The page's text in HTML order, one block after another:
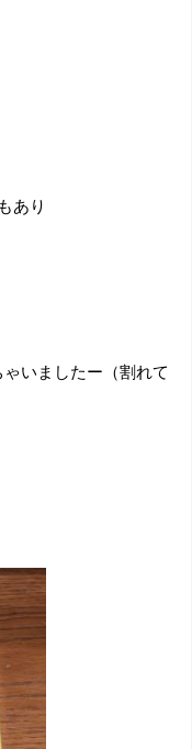
あり
いましたー（割れて